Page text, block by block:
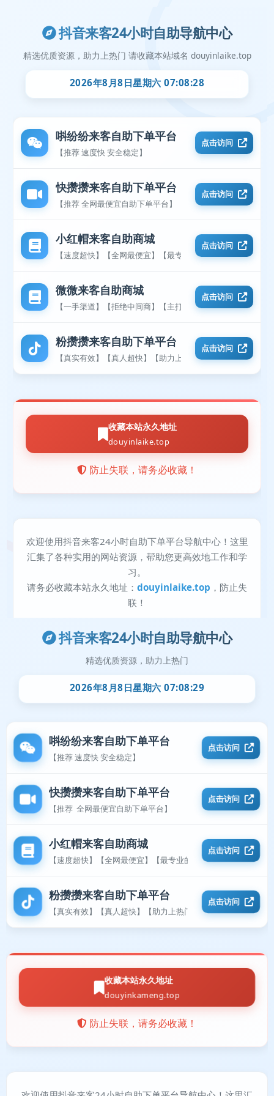
抖音来客24小时自助导航中心
精选优质资源，助力上热门
2026年8月8日星期六 07:08:29
唞纷纷来客自助下单平台
【推荐 速度快 安全稳定】
点击访问
快攒攒来客自助下单平台
【推荐 全网最便宜自助下单平台】
点击访问
小红帽来客自助商城
【速度超快】【全网最便宜】【最专业的平台】
点击访问
粉攒攒来客自助下单平台
【真实有效】【真人超快】【助力上热门】
点击访问
收藏本站永久地址
douyinkameng.top
防止失联，请务必收藏！